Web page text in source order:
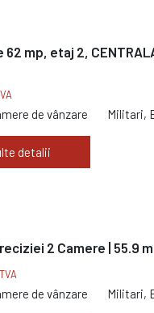
mp, etaj 2,
de vânzare Militari,
detalii
2 Camere | 55.9
de vânzare Militari,